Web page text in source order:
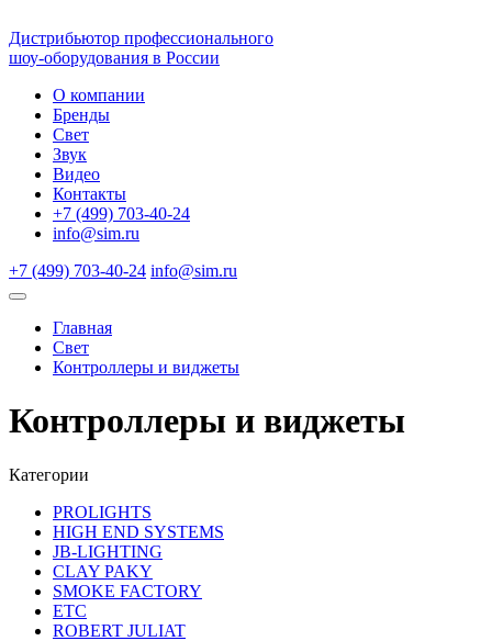
Дистрибьютор профессионального
шоу-оборудования в России
О компании
Бренды
Свет
Звук
Видео
Контакты
+7 (499) 703-40-24
info@sim.ru
+7 (499) 703-40-24 info@sim.ru
Главная
Свет
Контроллеры и виджеты
Контроллеры и виджеты
Категории
PROLIGHTS
HIGH END SYSTEMS
JB-LIGHTING
CLAY PAKY
SMOKE FACTORY
ETC
ROBERT JULIAT